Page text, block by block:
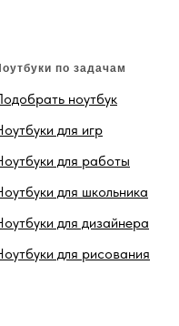
по задачам
ноутбук
для игр
для работы
для школьника
для дизайнера
для рисования